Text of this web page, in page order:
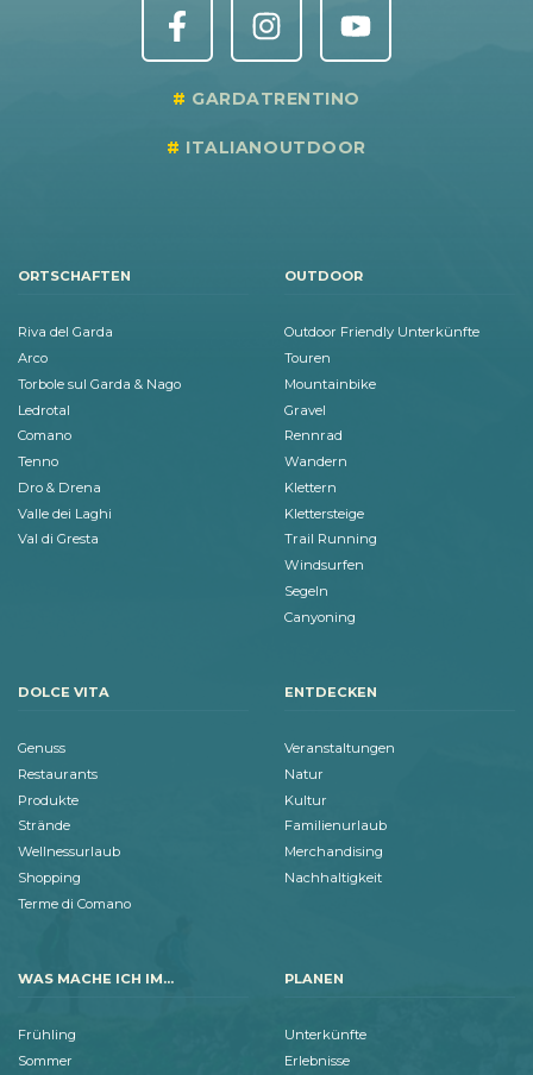
GARDATRENTINO
ITALIANOUTDOOR
ORTSCHAFTEN
Riva del Garda
Arco
Torbole sul Garda & Nago
Ledrotal
Comano
Tenno
Dro & Drena
Valle dei Laghi
Val di Gresta
OUTDOOR
Outdoor Friendly Unterkünfte
Touren
Mountainbike
Gravel
Rennrad
Wandern
Klettern
Klettersteige
Trail Running
Windsurfen
Segeln
Canyoning
DOLCE VITA
Genuss
Restaurants
Produkte
Strände
Wellnessurlaub
Shopping
Terme di Comano
ENTDECKEN
Veranstaltungen
Natur
Kultur
Familienurlaub
Merchandising
Nachhaltigkeit
WAS MACHE ICH IM...
Frühling
Sommer
PLANEN
Unterkünfte
Erlebnisse